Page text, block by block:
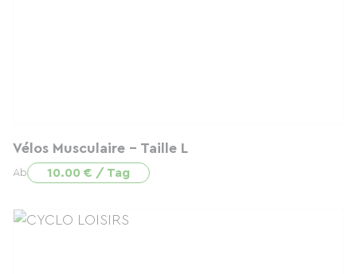
Vélos Musculaire - Taille L
Ab 10.00 € / Tag